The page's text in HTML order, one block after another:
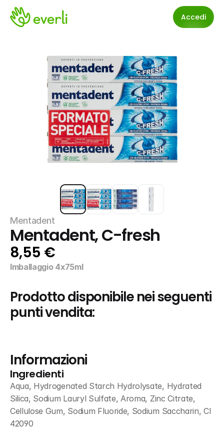
Accedi
Mentadent
Mentadent, C-fresh
8,55 €
Imballaggio 4x75ml
Prodotto disponibile nei seguenti
punti vendita:
Informazioni
Ingredienti
Aqua, Hydrogenated Starch Hydrolysate, Hydrated
Silica, Sodium Lauryl Sulfate, Aroma, Zinc Citrate,
Cellulose Gum, Sodium Fluoride, Sodium Saccharin, CI
42090